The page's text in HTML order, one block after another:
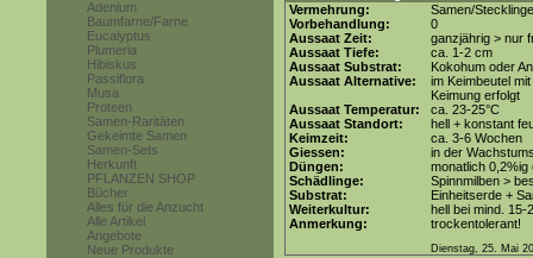
Adenium
Baumfarne/Farne
Eucalyptus
Plumeria
Hibiskus
Passiflora
Musa
Proteen
Samen-Raritäten
Gekeimte Samen
Samen-Sets
Herkunft
PFLANZEN SHOP
Bücher
Alles für die Anzucht
Alle Artikel
Angebote
Neue Produkte
Vermehrung:
Samen/
Vorbehandlung:
0
Aussaat Zeit:
ganzjährig > nur
Aussaat Tiefe:
ca. 1-2 cm
Aussaat Substrat:
Kokohum oder
Aussaat Alternative:
im Keimbeutel
Keimung erfolgt
Aussaat Temperatur:
ca. 23-25°C
Aussaat Standort:
hell + konstant
Keimzeit:
ca. 3-6 Wochen
Giessen:
in der
Düngen:
monatlich
Schädlinge:
Spinnmilben >
Substrat:
Einheitserde +
Weiterkultur:
hell bei mind. 15-
Anmerkung:
trockentolerant!
Dienstag, 25. Mai